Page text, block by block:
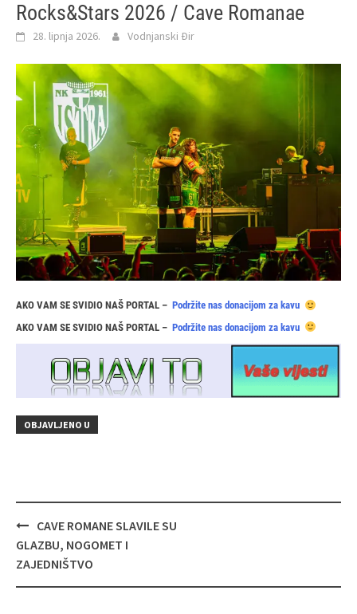
Rocks&Stars 2026 / Cave Romanae
28. lipnja 2026. Vodnjanski Đir
AKO VAM SE SVIDIO NAŠ PORTAL – Podržite nas donacijom za kavu
AKO VAM SE SVIDIO NAŠ PORTAL – Podržite nas donacijom za kavu
OBJAVLJENO U
Navigacija
objava
CAVE ROMANE SLAVILE SU
GLAZBU, NOGOMET I
ZAJEDNIŠTVO